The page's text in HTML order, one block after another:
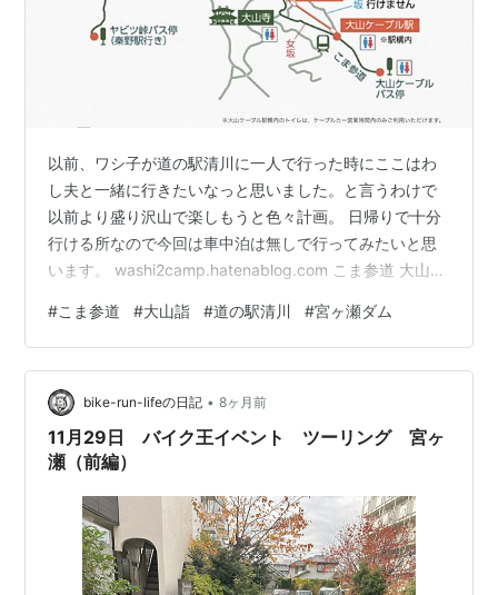
以前、ワシ子が道の駅清川に一人で行った時にここはわ
し夫と一緒に行きたいなっと思いました。と言うわけで
以前より盛り沢山で楽しもうと色々計画。 日帰りで十分
行ける所なので今回は車中泊は無しで行ってみたいと思
います。 washi2camp.hatenablog.com こま参道 大山詣
石段。 大山詣:江戸時代に流行した神奈川県伊勢原市の大
山（阿夫利神社、大山寺）への参拝風習 大山詣 15分ほど
の徒歩の間に362段の階段があり大変そうだけどお土産
屋さんや豆腐料理屋、こま屋、宿坊などがあって楽しめ
そうです。 今日はこま参道と阿夫利神社下社に行く（大
山ケー…
#こま参道 #大山詣 #道の駅清川 #宮ヶ瀬ダム
bike-run-lifeの日記 • 8ヶ月前
11月29日 バイク王イベント ツーリング 宮ヶ
瀬（前編）